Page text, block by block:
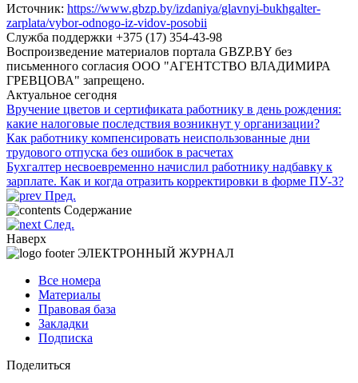
Источник: https://www.gbzp.by/izdaniya/glavnyi-bukhgalter-
zarplata/vybor-odnogo-iz-vidov-posobii
Служба поддержки +375 (17) 354-43-98
Воспроизведение материалов портала GBZP.BY без
письменного согласия OOO "АГЕНТСТВО ВЛАДИМИРА
ГРЕВЦОВА" запрещено.
Актуальное сегодня
Вручение цветов и сертификата работнику в день рождения:
какие налоговые последствия возникнут у организации?
Как работнику компенсировать неиспользованные дни
трудового отпуска без ошибок в расчетах
Бухгалтер несвоевременно начислил работнику надбавку к
зарплате. Как и когда отразить корректировки в форме ПУ-3?
Пред.
Содержание
След.
Наверх
ЭЛЕКТРОННЫЙ ЖУРНАЛ
Все номера
Материалы
Правовая база
Закладки
Подписка
Поделиться